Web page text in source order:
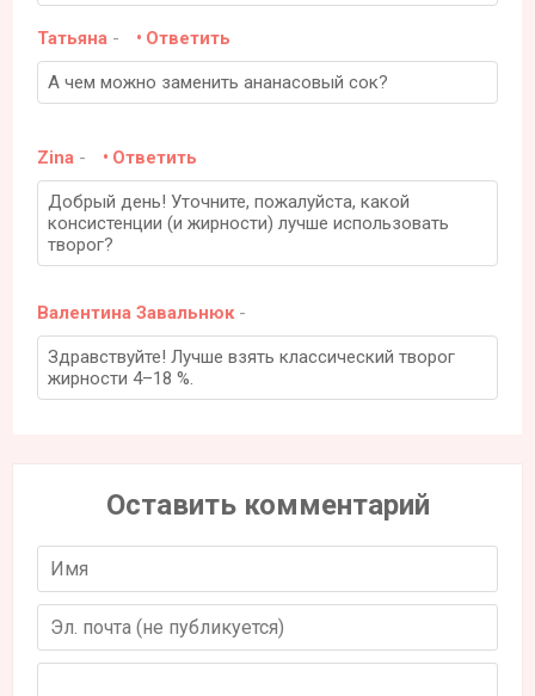
Татьяна - Ответить
А чем можно заменить ананасовый сок?
Zina - Ответить
Добрый день! Уточните, пожалуйста, какой
консистенции (и жирности) лучше использовать
творог?
Валентина Завальнюк-
Здравствуйте! Лучше взять классический творог
жирности 4–18 %.
Оставить комментарий